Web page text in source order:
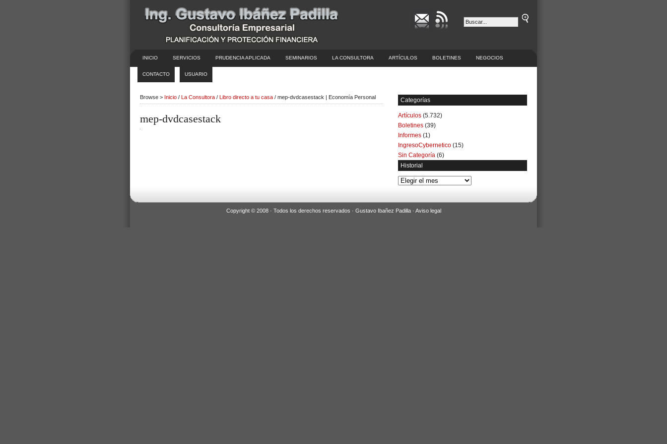
INICIO SERVICIOS PRUDENCIA APLICADA SEMINARIOS LA CONSULTORA ARTÍCULOS BOLETINES NEGOCIOS
CONTACTO USUARIO
Browse > Inicio / La Consultora / Libro directo a tu casa / mep-dvdcasestack | Economía Personal
mep-dvdcasestack
Categorías
Artículos (5.732)
Boletines (39)
Informes (1)
IngresoCybernetico (15)
Sin Categoría (6)
Historial
Historial
Copyright © 2008 · Todos los derechos reservados · Gustavo Ibañez Padilla · Aviso legal